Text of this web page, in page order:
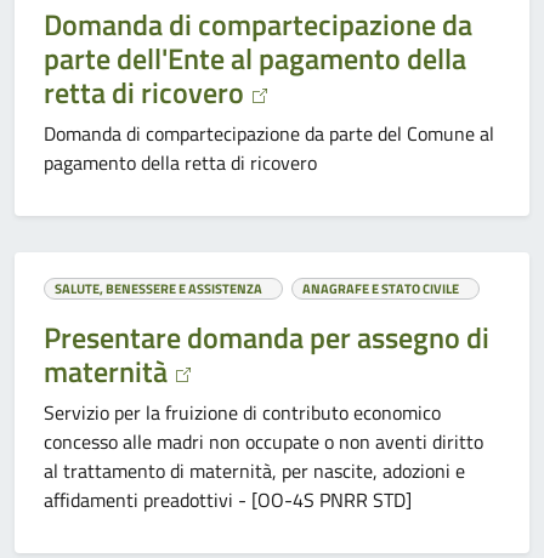
Domanda di compartecipazione da
parte dell'Ente al pagamento della
retta di ricovero
Domanda di compartecipazione da parte del Comune al
pagamento della retta di ricovero
SALUTE, BENESSERE E ASSISTENZA ANAGRAFE E STATO CIVILE
Presentare domanda per assegno di
maternità
Servizio per la fruizione di contributo economico
concesso alle madri non occupate o non aventi diritto
al trattamento di maternità, per nascite, adozioni e
affidamenti preadottivi - [OO-4S PNRR STD]